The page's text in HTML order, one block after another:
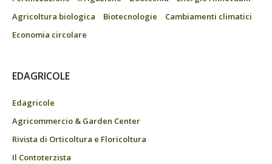
Agricoltura biologica
Biotecnologie
Cambiamenti climatici
Economia circolare
EDAGRICOLE
Edagricole
Agricommercio & Garden Center
Rivista di Orticoltura e Floricoltura
Il Contoterzista